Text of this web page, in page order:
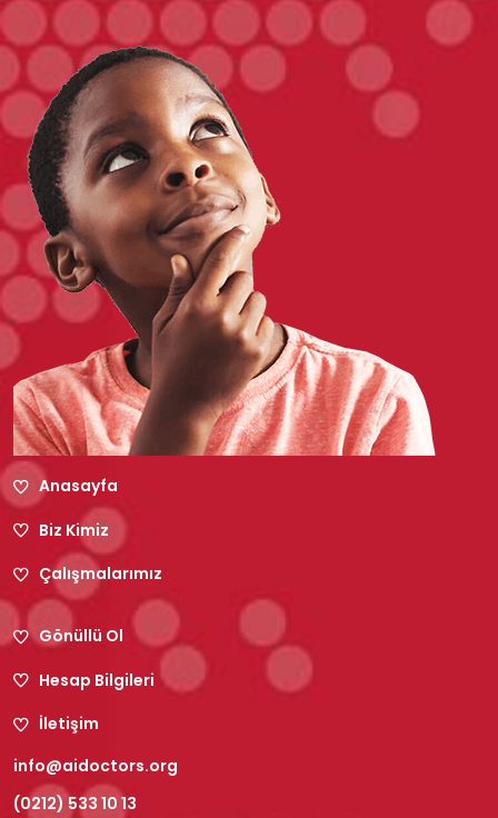
Anasayfa
Biz Kimiz
Çalışmalarımız
Gönüllü Ol
Hesap Bilgileri
İletişim
info@aidoctors.org
(0212) 533 10 13